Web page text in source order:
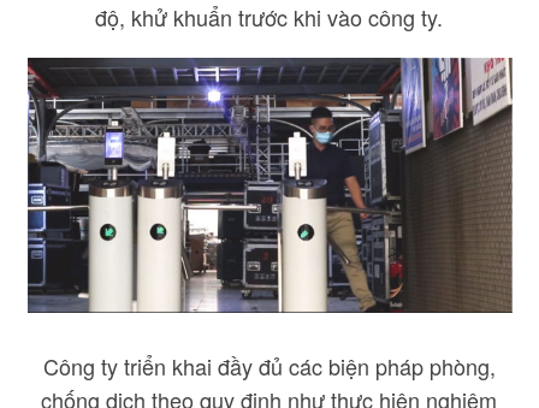
độ, khử khuẩn trước khi vào công ty.
Công ty triển khai đầy đủ các biện pháp phòng,
chống dịch theo quy định như thực hiện nghiêm